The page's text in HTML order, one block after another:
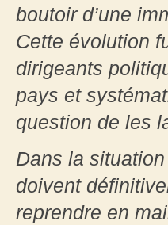
boutoir d’une
Cette évolution
dirigeants
pays et
question de les
Dans la
doivent
reprendre en